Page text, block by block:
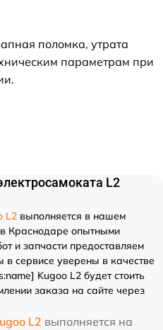
поломка, утрата
параметрам при
L2
L2 выполняется в нашем
Краснодаре опытными
и запчасти предоставляем
сервисе уверены в качестве
Kugoo L2 будет стоить
заказа на сайте через
L2 выполняется на